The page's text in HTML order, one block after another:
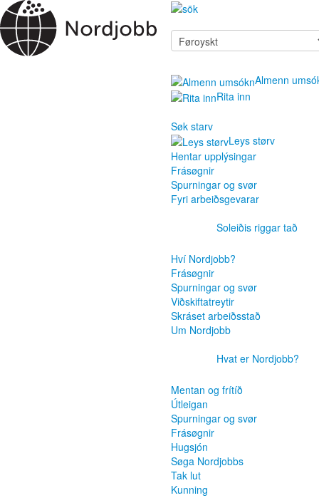
Almenn
Rita inn
Søk starv
Leys størv
Hentar upplýsingar
Frásøgnir
Spurningar og svør
Fyri arbeiðsgevarar
Soleiðis riggar tað
Hví Nordjobb?
Frásøgnir
Spurningar og svør
Viðskiftatreytir
Skráset arbeiðsstað
Um Nordjobb
Hvat er Nordjobb?
Mentan og frítíð
Útleigan
Spurningar og svør
Frásøgnir
Hugsjón
Søga Nordjobbs
Tak lut
Kunning